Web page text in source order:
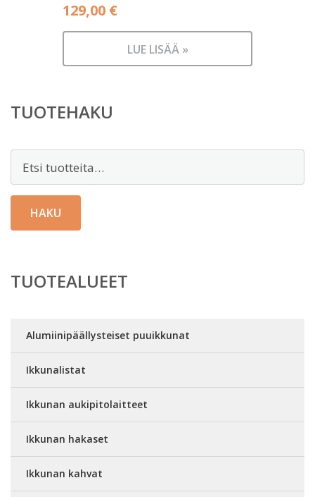
129,00 €
LUE LISÄÄ »
TUOTEHAKU
HAKU
TUOTEALUEET
Alumiinipäällysteiset puuikkunat
Ikkunalistat
Ikkunan aukipitolaitteet
Ikkunan hakaset
Ikkunan kahvat